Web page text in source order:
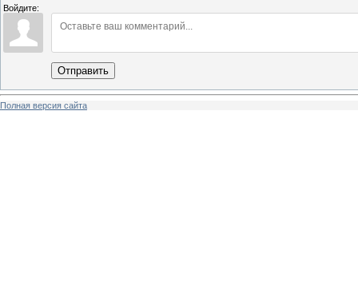
Войдите:
Отправить
Полная версия сайта